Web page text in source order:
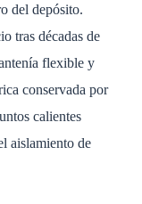
del depósito.
tras décadas de
flexible y
conservada por
calientes
aislamiento de